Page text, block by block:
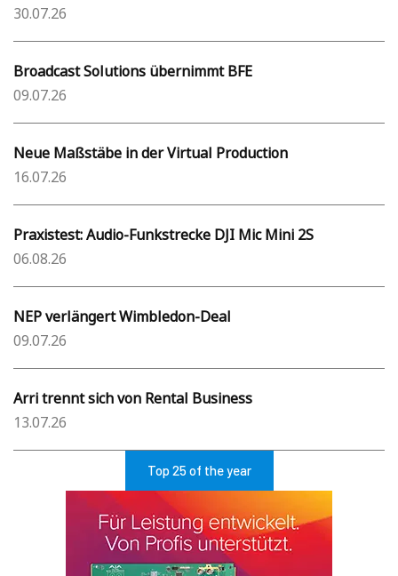
30.07.26
Broadcast Solutions übernimmt BFE
09.07.26
Neue Maßstäbe in der Virtual Production
16.07.26
Praxistest: Audio-Funkstrecke DJI Mic Mini 2S
06.08.26
NEP verlängert Wimbledon-Deal
09.07.26
Arri trennt sich von Rental Business
13.07.26
Top 25 of the year